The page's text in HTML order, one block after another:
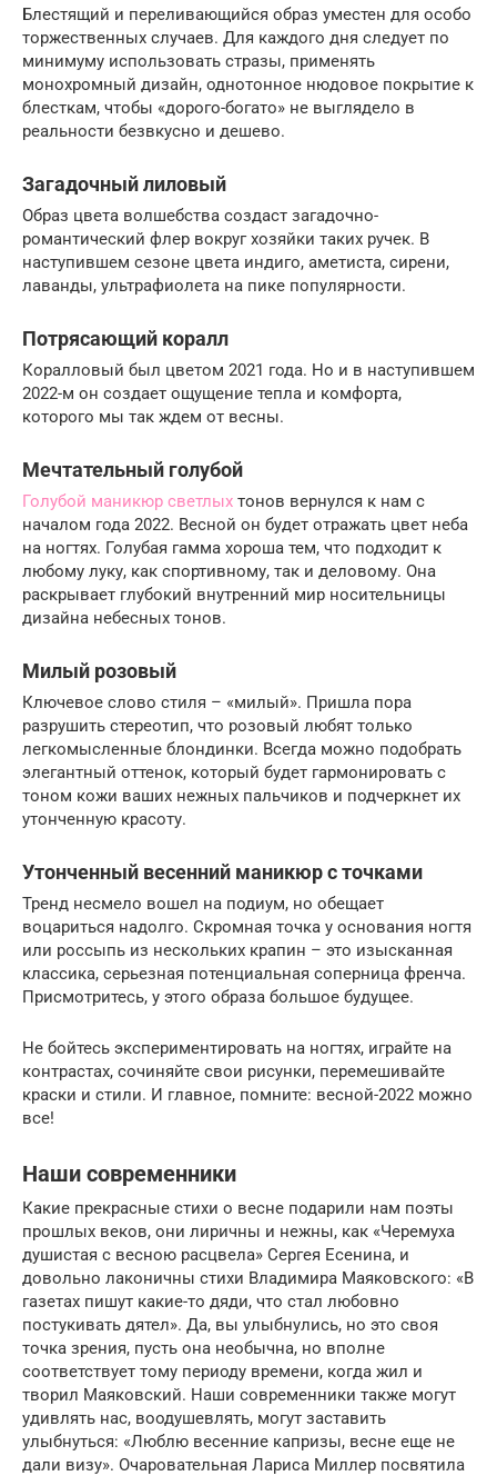
Блестящий и переливающийся образ уместен для особо
торжественных случаев. Для каждого дня следует по
минимуму использовать стразы, применять
монохромный дизайн, однотонное нюдовое покрытие к
блесткам, чтобы «дорого-богато» не выглядело в
реальности безвкусно и дешево.
Загадочный лиловый
Образ цвета волшебства создаст загадочно-
романтический флер вокруг хозяйки таких ручек. В
наступившем сезоне цвета индиго, аметиста, сирени,
лаванды, ультрафиолета на пике популярности.
Потрясающий коралл
Коралловый был цветом 2021 года. Но и в наступившем
2022-м он создает ощущение тепла и комфорта,
которого мы так ждем от весны.
Мечтательный голубой
Голубой маникюр светлых тонов вернулся к нам с
началом года 2022. Весной он будет отражать цвет неба
на ногтях. Голубая гамма хороша тем, что подходит к
любому луку, как спортивному, так и деловому. Она
раскрывает глубокий внутренний мир носительницы
дизайна небесных тонов.
Милый розовый
Ключевое слово стиля – «милый». Пришла пора
разрушить стереотип, что розовый любят только
легкомысленные блондинки. Всегда можно подобрать
элегантный оттенок, который будет гармонировать с
тоном кожи ваших нежных пальчиков и подчеркнет их
утонченную красоту.
Утонченный весенний маникюр с точками
Тренд несмело вошел на подиум, но обещает
воцариться надолго. Скромная точка у основания ногтя
или россыпь из нескольких крапин – это изысканная
классика, серьезная потенциальная соперница френча.
Присмотритесь, у этого образа большое будущее.
Не бойтесь экспериментировать на ногтях, играйте на
контрастах, сочиняйте свои рисунки, перемешивайте
краски и стили. И главное, помните: весной-2022 можно
все!
Наши современники
Какие прекрасные стихи о весне подарили нам поэты
прошлых веков, они лиричны и нежны, как «Черемуха
душистая с весною расцвела» Сергея Есенина, и
довольно лаконичны стихи Владимира Маяковского: «В
газетах пишут какие-то дяди, что стал любовно
постукивать дятел». Да, вы улыбнулись, но это своя
точка зрения, пусть она необычна, но вполне
соответствует тому периоду времени, когда жил и
творил Маяковский. Наши современники также могут
удивлять нас, воодушевлять, могут заставить
улыбнуться: «Люблю весенние капризы, весне еще не
дали визу». Очаровательная Лариса Миллер посвятила